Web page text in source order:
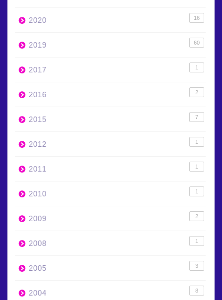
2020 16
2019 60
2017 1
2016 2
2015 7
2012 1
2011 1
2010 1
2009 2
2008 1
2005 3
2004 8